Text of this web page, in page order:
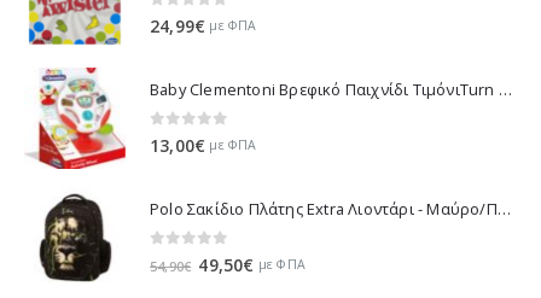
0 out of 5
24,99€ με ΦΠΑ
Baby Clementoni Βρεφικό Παιχνίδι ΤιμόνιΤurn Αnd Drive Activity Wheel - 1000-17241
0out of 5
13,00€ με ΦΠΑ
Polo Σακίδιο Πλάτης Extra Λιοντάρι - Μαύρο/Πράσινο 901032-8188 2023
54,90€ Original
49,50€ Ημε ΦΠΑ